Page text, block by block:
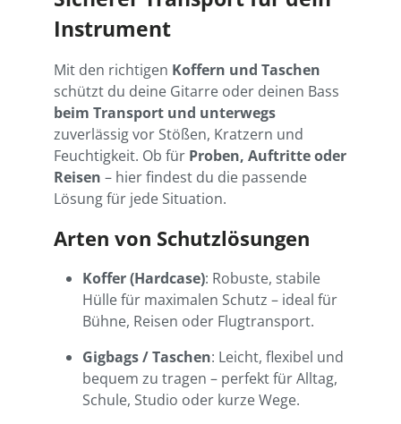
Instrument
Mit den richtigen Koffern und Taschen
schützt du deine Gitarre oder deinen Bass
beim Transport und unterwegs
zuverlässig vor Stößen, Kratzern und
Feuchtigkeit. Ob für Proben, Auftritte oder
Reisen – hier findest du die passende
Lösung für jede Situation.
Arten von Schutzlösungen
Koffer (Hardcase): Robuste, stabile
Hülle für maximalen Schutz – ideal für
Bühne, Reisen oder Flugtransport.
Gigbags / Taschen: Leicht, flexibel und
bequem zu tragen – perfekt für Alltag,
Schule, Studio oder kurze Wege.